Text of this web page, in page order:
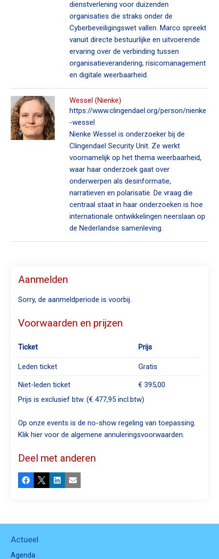
dienstverlening voor duizenden
organisaties die straks onder de
Cyberbeveiligingswet vallen. Marco spreekt
vanuit directe bestuurlijke en uitvoerende
ervaring over de verbinding tussen
organisatieverandering, risicomanagement
en digitale weerbaarheid.
Wessel (Nienke)
https://www.clingendael.org/person/nienke
-wessel
Nienke Wessel is onderzoeker bij de
Clingendael Security Unit. Ze werkt
voornamelijk op het thema weerbaarheid,
waar haar onderzoek gaat over
onderwerpen als desinformatie,
narratieven en polarisatie. De vraag die
centraal staat in haar onderzoeken is hoe
internationale ontwikkelingen neerslaan op
de Nederlandse samenleving.
Aanmelden
Sorry, de aanmeldperiode is voorbij.
Voorwaarden en prijzen
Ticket Prijs
Leden ticket Gratis
Niet-leden ticket
€ 395,00
Prijs is exclusief btw. (€ 477,95 incl.btw)
Op onze events is de no-show regeling van toepassing.
Klik hier voor de algemene annuleringsvoorwaarden.
Deel met anderen
Facebook
X LinkedInE-mail
Actueel
Agenda